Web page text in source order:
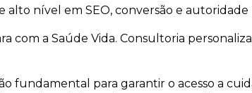
nível em SEO, conversão e autoridade
com a Saúde Vida. Consultoria
fundamental para garantir o acesso a